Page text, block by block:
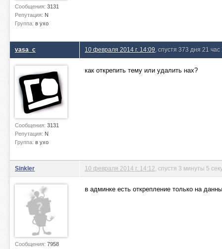
Сообщения: 3131
Репутация: N
Группа: в ухо
vasa_c
Сообщения: 3131
Репутация: N
Группа: в ухо
10 февраля 2014 г. 14:09 , спустя 373 дня 21
как открепить тему или удалить нах?
Sinkler
Сообщения: 7958
10 февраля 2014 г. 14:12 , спустя 3 минуты 5
в админке есть открепление только на